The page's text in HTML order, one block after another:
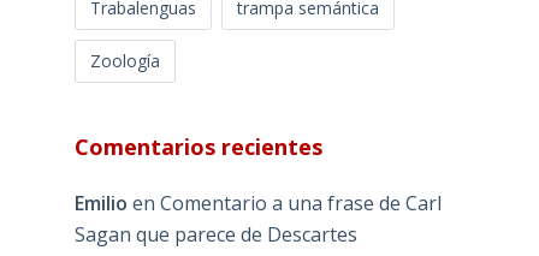
Trabalenguas trampa semántica
Zoología
Comentarios recientes
Emilio en Comentario a una frase de Carl
Sagan que parece de Descartes